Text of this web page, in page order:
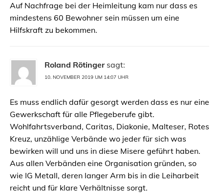
Auf Nachfrage bei der Heimleitung kam nur dass es
mindestens 60 Bewohner sein müssen um eine
Hilfskraft zu bekommen.
Roland Rötinger sagt:
10. NOVEMBER 2019 UM 14:07 UHR
Es muss endlich dafür gesorgt werden dass es nur eine
Gewerkschaft für alle Pflegeberufe gibt.
Wohlfahrtsverband, Caritas, Diakonie, Malteser, Rotes
Kreuz, unzählige Verbände wo jeder für sich was
bewirken will und uns in diese Misere geführt haben.
Aus allen Verbänden eine Organisation gründen, so
wie IG Metall, deren langer Arm bis in die Leiharbeit
reicht und für klare Verhältnisse sorgt.